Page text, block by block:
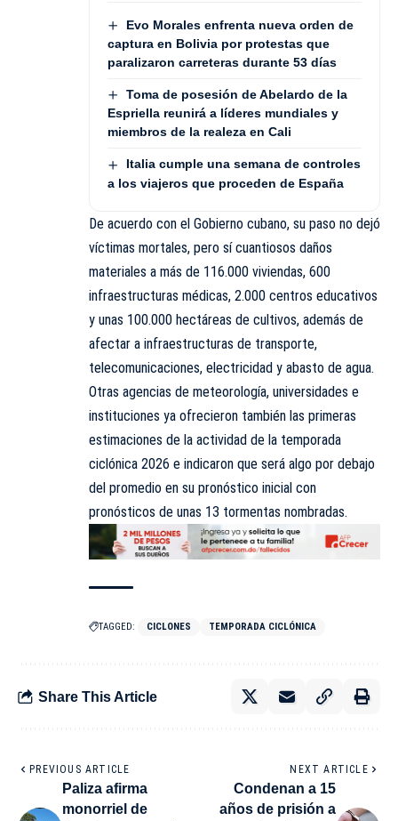
Evo Morales enfrenta nueva orden de
captura en Bolivia por protestas que
paralizaron carreteras durante 53 días
Toma de posesión de Abelardo de la
Espriella reunirá a líderes mundiales y
miembros de la realeza en Cali
Italia cumple una semana de controles
a los viajeros que proceden de España
De acuerdo con el Gobierno cubano, su paso no dejó
víctimas mortales, pero sí cuantiosos daños
materiales a más de 116.000 viviendas, 600
infraestructuras médicas, 2.000 centros educativos
y unas 100.000 hectáreas de cultivos, además de
afectar a infraestructuras de transporte,
telecomunicaciones, electricidad y abasto de agua.
Otras agencias de meteorología, universidades e
instituciones ya ofrecieron también las primeras
estimaciones de la actividad de la temporada
ciclónica 2026 e indicaron que será algo por debajo
del promedio en su pronóstico inicial con
pronósticos de unas 13 tormentas nombradas.
TAGGED: CICLONES TEMPORADA CICLÓNICA
Share This Article
PREVIOUS ARTICLE
Paliza afirma
monorriel de
NEXT ARTICLE
Condenan a 15
años de prisión a